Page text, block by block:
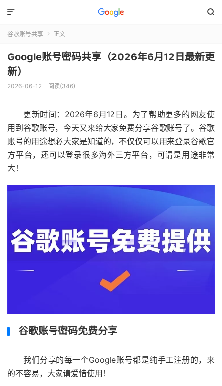


谷歌账号共享  正文
Google账号密码共享（2026年6月12日最新更
新）
2026-06-12 阅读(346)
更新时间：2026年6月12日。为了帮助更多的网友使
用到谷歌账号，今天又来给大家免费分享谷歌账号了。谷歌
账号的用途想必大家是知道的，不仅仅可以用来登录谷歌官
方平台，还可以登录很多海外三方平台，可谓是用途非常
大！
谷歌账号密码免费分享
我们分享的每一个Google账号都是纯手工注册的，来
的不容易，大家请爱惜使用！